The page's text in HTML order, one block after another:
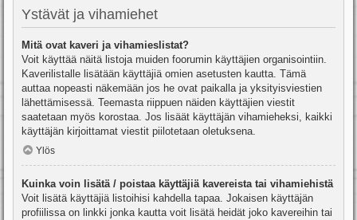
Ystävät ja vihamiehet
Mitä ovat kaveri ja vihamieslistat?
Voit käyttää näitä listoja muiden foorumin käyttäjien organisointiin.
Kaverilistalle lisätään käyttäjiä omien asetusten kautta. Tämä
auttaa nopeasti näkemään jos he ovat paikalla ja yksityisviestien
lähettämisessä. Teemasta riippuen näiden käyttäjien viestit
saatetaan myös korostaa. Jos lisäät käyttäjän vihamieheksi, kaikki
käyttäjän kirjoittamat viestit piilotetaan oletuksena.
Ylös
Kuinka voin lisätä / poistaa käyttäjiä kavereista tai vihamiehistä
Voit lisätä käyttäjiä listoihisi kahdella tapaa. Jokaisen käyttäjän
profiilissa on linkki jonka kautta voit lisätä heidät joko kavereihin tai